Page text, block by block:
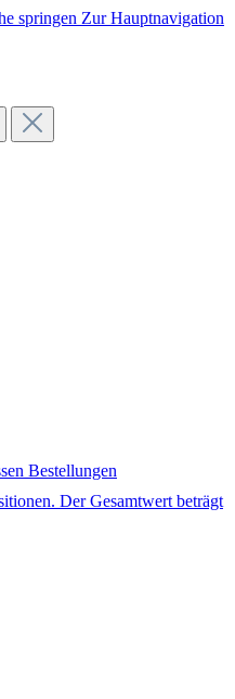
springen Zur Hauptnavigation
Bestellungen
Der Gesamtwert beträgt